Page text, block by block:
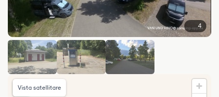
4
Vista satellitare